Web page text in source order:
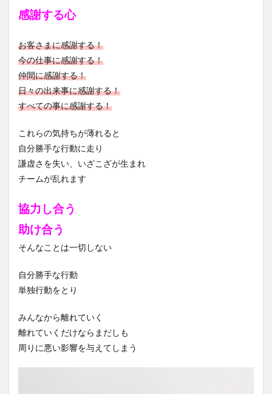
感謝する心
お客さまに感謝する！
今の仕事に感謝する！
仲間に感謝する！
日々の出来事に感謝する！
すべての事に感謝する！
これらの気持ちが薄れると
自分勝手な行動に走り
謙虚さを失い、いざこざが生まれ
チームが乱れます
協力し合う
助け合う
そんなことは一切しない
自分勝手な行動
単独行動をとり
みんなから離れていく
離れていくだけならまだしも
周りに悪い影響を与えてしまう